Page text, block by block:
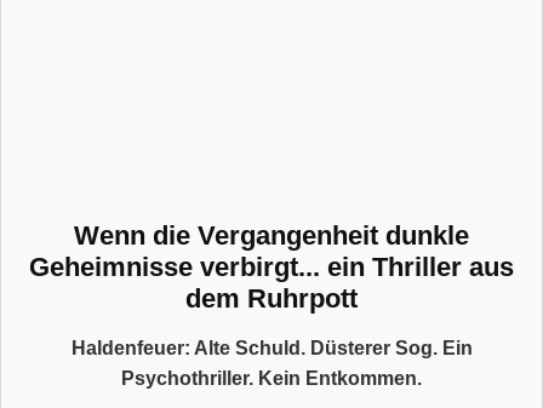
Wenn die Vergangenheit dunkle
Geheimnisse verbirgt... ein Thriller aus
dem Ruhrpott
Haldenfeuer: Alte Schuld. Düsterer Sog. Ein
Psychothriller. Kein Entkommen.